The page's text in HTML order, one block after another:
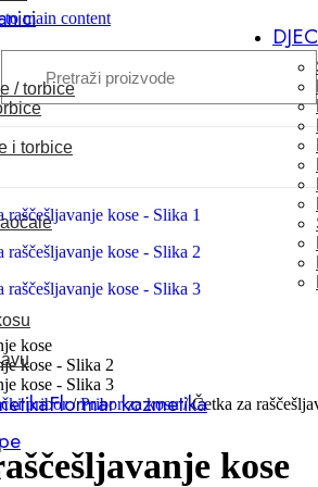
to main content
/ torbice
i torbice
Flormar kozmetika
pribor/ Pribor za kosu/ Četka za
kose